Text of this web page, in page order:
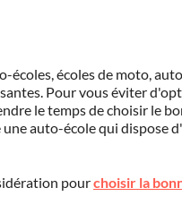
écoles, écoles de moto,
Pour vous éviter
le temps de choisir le
auto-école qui dispose
pourchoisir la